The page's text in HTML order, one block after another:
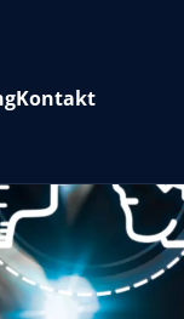
Kontakt